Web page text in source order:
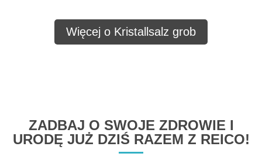
Więcej o Kristallsalz grob
ZADBAJ O SWOJE ZDROWIE I
URODĘ JUŻ DZIŚ RAZEM Z REICO!